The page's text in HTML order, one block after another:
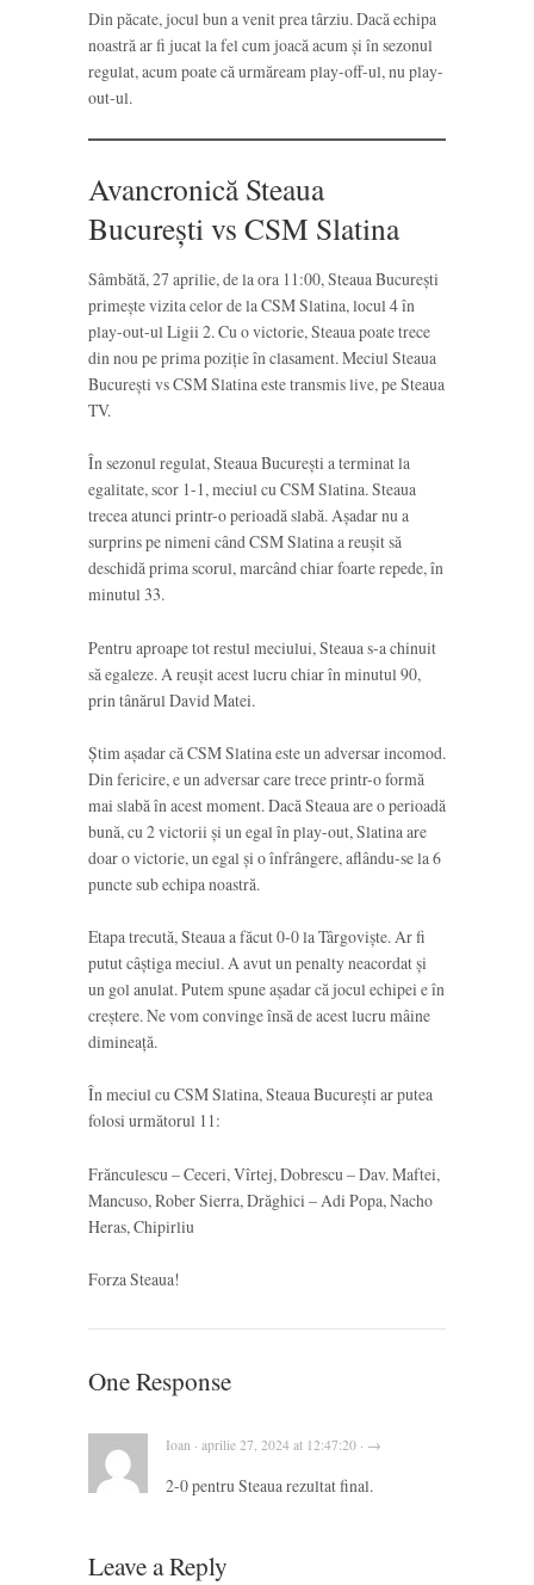
Din păcate, jocul bun a venit prea târziu. Dacă echipa
noastră ar fi jucat la fel cum joacă acum și în sezonul
regulat, acum poate că urmăream play-off-ul, nu play-
out-ul.
Avancronică Steaua
București vs CSM Slatina
Sâmbătă, 27 aprilie, de la ora 11:00, Steaua București
primește vizita celor de la CSM Slatina, locul 4 în
play-out-ul Ligii 2. Cu o victorie, Steaua poate trece
din nou pe prima poziție în clasament. Meciul Steaua
București vs CSM Slatina este transmis live, pe Steaua
TV.
În sezonul regulat, Steaua București a terminat la
egalitate, scor 1-1, meciul cu CSM Slatina. Steaua
trecea atunci printr-o perioadă slabă. Așadar nu a
surprins pe nimeni când CSM Slatina a reușit să
deschidă prima scorul, marcând chiar foarte repede, în
minutul 33.
Pentru aproape tot restul meciului, Steaua s-a chinuit
să egaleze. A reușit acest lucru chiar în minutul 90,
prin tânărul David Matei.
Știm așadar că CSM Slatina este un adversar incomod.
Din fericire, e un adversar care trece printr-o formă
mai slabă în acest moment. Dacă Steaua are o perioadă
bună, cu 2 victorii și un egal în play-out, Slatina are
doar o victorie, un egal și o înfrângere, aflându-se la 6
puncte sub echipa noastră.
Etapa trecută, Steaua a făcut 0-0 la Târgoviște. Ar fi
putut câștiga meciul. A avut un penalty neacordat și
un gol anulat. Putem spune așadar că jocul echipei e în
creștere. Ne vom convinge însă de acest lucru mâine
dimineață.
În meciul cu CSM Slatina, Steaua București ar putea
folosi următorul 11:
Frănculescu – Ceceri, Vîrtej, Dobrescu – Dav. Maftei,
Mancuso, Rober Sierra, Drăghici – Adi Popa, Nacho
Heras, Chipirliu
Forza Steaua!
One Response
Ioan · aprilie 27, 2024 at 12:47:20 · →
2-0 pentru Steaua rezultat final.
Leave a Reply